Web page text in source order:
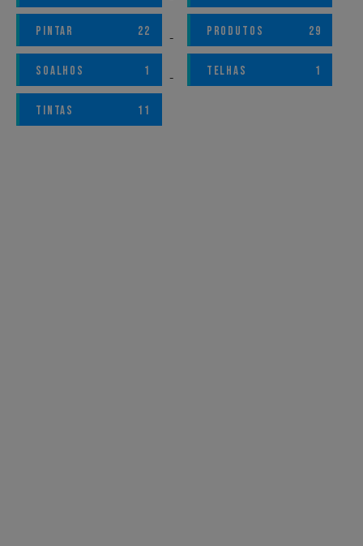
PINTAR 22 PRODUTOS 29
SOALHOS 1 TELHAS 1
TINTAS 11